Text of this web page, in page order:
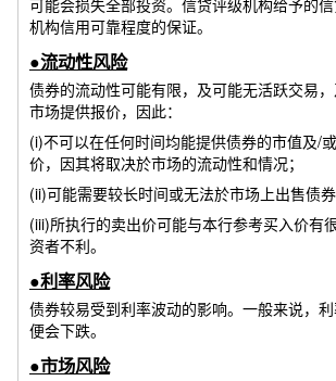
机构信用可靠程度的保证。
●流动性风险
债券的流动性可能有限，及可能无活跃交易
市场提供报价，因此：
(i)不可以在任何时间均能提供债券的市值及/
价，因其将取决於市场的流动性和情况；
(ii)可能需要较长时间或无法於市场上出售债券
(iii)所执行的卖出价可能与本行参考买入价有
资者不利。
●利率风险
债券较易受到利率波动的影响。一般来说，
便会下跌。
●市场风险